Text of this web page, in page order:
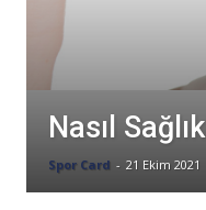
Nasıl
Spor Card - 21 Ekim 2021